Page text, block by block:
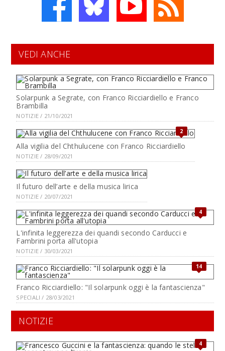
VEDI ANCHE
Solarpunk a Segrate, con Franco Ricciardiello e Franco
Brambilla
NOTIZIE / 21/10/2021
2
Alla vigilia del Chthulucene con Franco Ricciardiello
NOTIZIE / 28/09/2021
Il futuro dell’arte e della musica lirica
NOTIZIE / 20/07/2021
4
L'infinita leggerezza dei quandi secondo Carducci e
Fambrini porta all'utopia
NOTIZIE / 30/03/2021
14
Franco Ricciardiello: "Il solarpunk oggi è la fantascienza"
SPECIALI / 28/03/2021
NOTIZIE
4